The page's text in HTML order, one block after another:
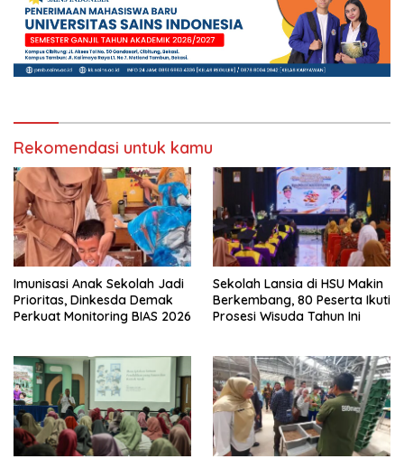
Rekomendasi untuk kamu
Imunisasi Anak Sekolah Jadi
Prioritas, Dinkesda Demak
Perkuat Monitoring BIAS 2026
Sekolah Lansia di HSU Makin
Berkembang, 80 Peserta Ikuti
Prosesi Wisuda Tahun Ini